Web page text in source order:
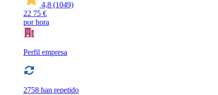
4,8 (1049)
22 75 €
por hora
Perfil empresa
2758 han repetido